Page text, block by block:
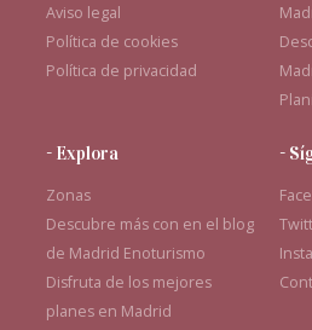
Aviso legal
Política de cookies
Política de privacidad
- Explora
Zonas
Descubre más con en el blog
de Madrid Enoturismo
Disfruta de los mejores
planes en Madrid
-